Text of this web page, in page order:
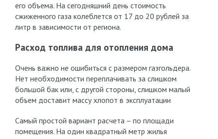
его объема. На сегодняшний день стоимость
сжиженного газа колеблется от 17 до 20 рублей за
литр в зависимости от региона.
Расход топлива для отопления дома
Очень важно не ошибиться с размером газгольдера.
Нет необходимости переплачивать за слишком
большой бак или, с другой стороны, слишком малый
объем доставит массу хлопот в эксплуатации
Самый простой вариант расчета – по площади
помещения. На один квадратный метр жилья